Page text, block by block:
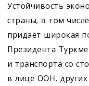
Устойчивость
страны, в том
придаёт широкая
Президента
и транспорта со
в лице ООН,